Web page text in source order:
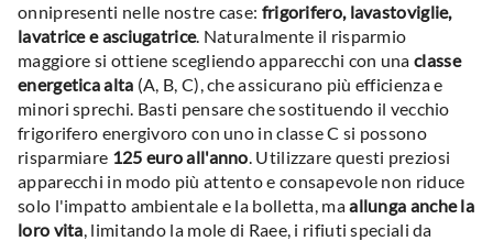
onnipresenti nelle nostre case: frigorifero, lavastoviglie,
lavatrice e asciugatrice. Naturalmente il risparmio
maggiore si ottiene scegliendo apparecchi con una classe
energetica alta (A, B, C), che assicurano più efficienza e
minori sprechi. Basti pensare che sostituendo il vecchio
frigorifero energivoro con uno in classe C si possono
risparmiare 125 euro all'anno. Utilizzare questi preziosi
apparecchi in modo più attento e consapevole non riduce
solo l'impatto ambientale e la bolletta, maallunga anche la
loro vita, limitando la mole di Raee, i rifiuti speciali da